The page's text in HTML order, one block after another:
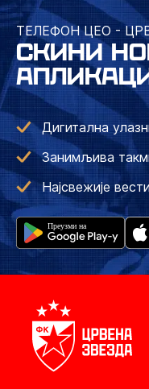
ТЕЛЕФОН ЦЕО -
СКИНИ
Дигитална
Занимљива
Најсвежије